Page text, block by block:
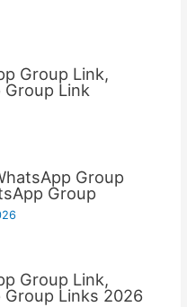
Group Link,
Group Link
Group
Group
Group Link,
Group Links 2026